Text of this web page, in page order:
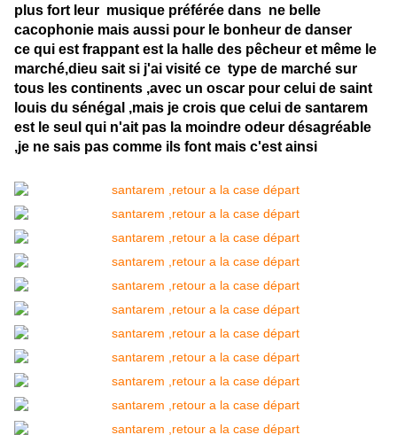
plus fort leur musique préférée dans ne belle
cacophonie mais aussi pour le bonheur de danser
ce qui est frappant est la halle des pêcheur et même le
marché,dieu sait si j'ai visité ce type de marché sur
tous les continents ,avec un oscar pour celui de saint
louis du sénégal ,mais je crois que celui de santarem
est le seul qui n'ait pas la moindre odeur désagréable
,je ne sais pas comme ils font mais c'est ainsi